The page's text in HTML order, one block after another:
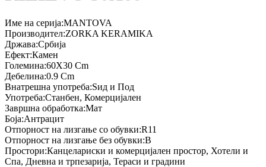
Име на серија:MANTOVA
Производител:ZORKA KERAMIKA
Држава:Србија
Ефект:Камен
Големина:60X30 Cm
Дебелина:0.9 Cm
Внатрешна употреба:Ѕид и Под
Употреба:Станбен, Комерцијален
Завршна обработка:Мат
Боја:Антрацит
Отпорност на лизгање со обувки:R11
Отпорност на лизгање без обувки:B
Простори:Канцелариски и комерцијален простор, Хотели и
Спа, Дневна и трпезарија, Тераси и градини